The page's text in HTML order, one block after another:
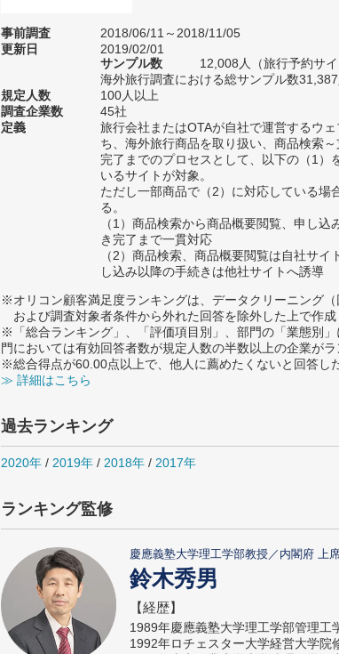
事前調査
2018/06/11～2018/11/05
更新日
2019/02/01
サンプル数
12,008人（旅行予約サ
海外旅行調査における総サンプル数31,387
規定人数
100人以上
調査企業数
45社
定義
旅行会社またはOTAが自社で運営するウェ
ち、海外旅行商品を取り扱い、商品検索～
完了までのプロセスとして、以下の（1）
いるサイトが対象。
ただし一部商品で（2）に対応している場
る。
（1）商品検索から商品概要閲覧、申し込
き完了まで一貫対応
（2）商品検索、商品概要閲覧は自社サイ
し込み以降の手続きは他社サイトへ誘導
※オリコン顧客満足度ランキングは、データクリーニング
および調査対象者条件から外れた回答を除外した上で作成
※「総合ランキング」、「評価項目別」、部門の「業態別
門においては有効回答者数が規定人数の半数以上の企業がラ
※総合得点が60.00点以上で、他人に薦めたくないと回答し
≫ 詳細はこちら
過去ランキング
2020年 / 2019年 / 2018年 / 2017年
ランキング監修
慶應義塾大学理工学部教授／内閣府 上
鈴木秀男
【経歴】
1989年慶應義塾大学理工学部管理工
1992年ロチェスター大学経営大学院